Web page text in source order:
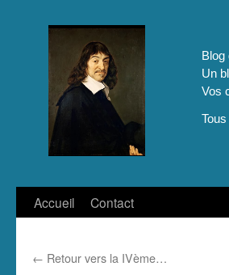
Blog
Un
Vos
Aller
contenu
Accueil Contact
← Retour vers la IVème…